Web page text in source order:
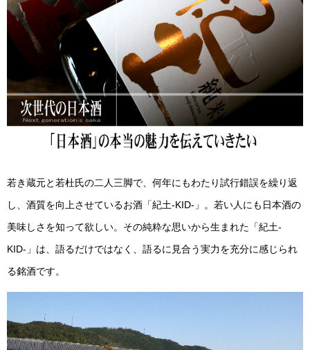
若き蔵元と若杜氏の二人三脚で、何年にもわたり試行錯誤を繰り返
し、酒質を向上させているお酒「紀土-KID-」。若い人にも日本酒の
美味しさを知って欲しい。その純粋な思いから生まれた「紀土-
KID-」は、語るだけではなく、語るに見合う実力を充分に感じられ
る銘酒です。